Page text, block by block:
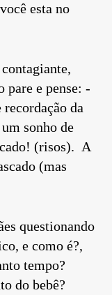
esta no
pare e pense: -
da
sonho de
(risos). A
(mas
questionando
e como é?,
tempo?
do bebê?